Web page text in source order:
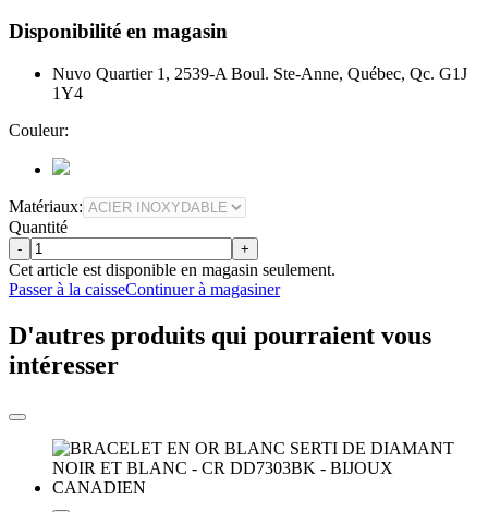
Disponibilité en magasin
Nuvo Quartier 1, 2539-A Boul. Ste-Anne, Québec, Qc. G1J
1Y4
Couleur:
Matériaux:
Quantité
- +
Cet article est disponible en magasin seulement.
Passer à la caisseContinuer à magasiner
D'autres produits qui pourraient vous
intéresser